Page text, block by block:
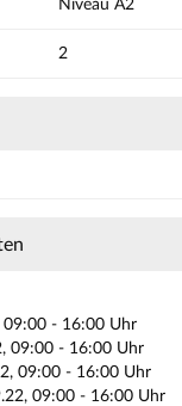
Niveau A2
2
09:00 - 16:00 Uhr
09:00 - 16:00 Uhr
09:00 - 16:00 Uhr
09:00 - 16:00 Uhr